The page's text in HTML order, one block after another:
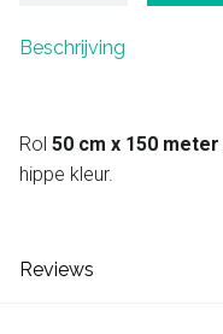
Beschrijving
Rol 50 cm x 150 meter
hippe kleur.
Reviews